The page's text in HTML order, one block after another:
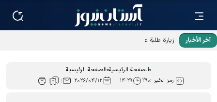
آخر الأخبار
زيارة طلبة عراقيين «رواق الخدمة»؛ رواية رائعة عن نطاق خدمات
الصفحة الرئيسية الصفحة الرئيسية
رمز الخبر :۲۹۰ ۱۴:۲۹ ۲۰۲۶/۰۴/۱۲